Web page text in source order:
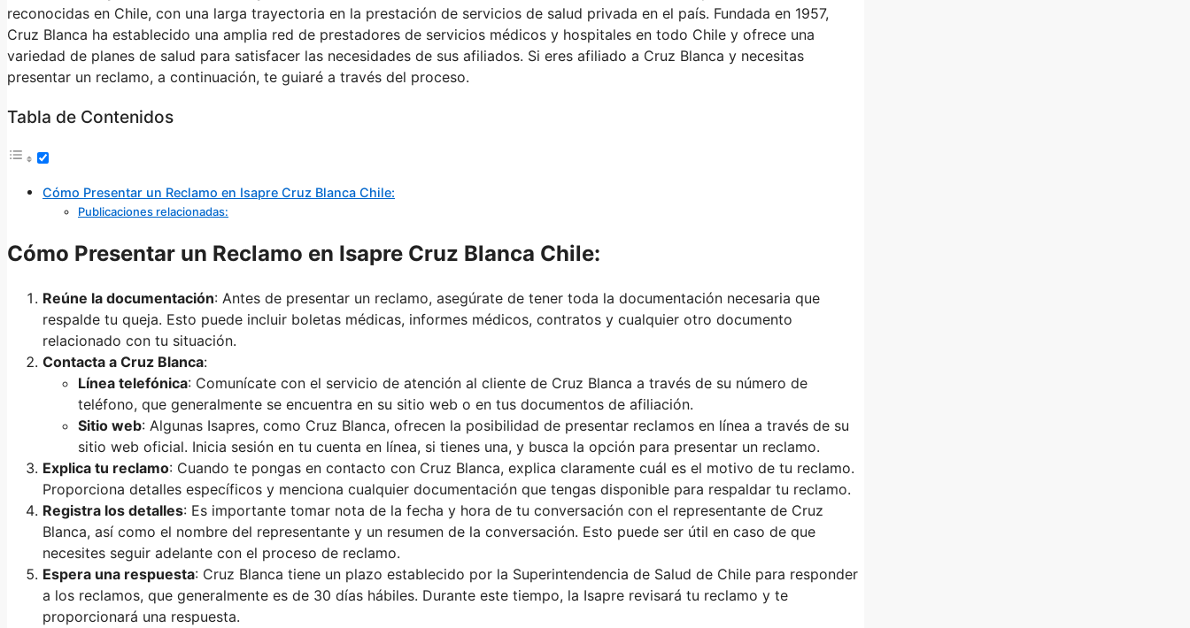
reconocidas en Chile, con una larga trayectoria en la prestación de servicios de salud privada en el país. Fundada en 1957,
Cruz Blanca ha establecido una amplia red de prestadores de servicios médicos y hospitales en todo Chile y ofrece una
variedad de planes de salud para satisfacer las necesidades de sus afiliados. Si eres afiliado a Cruz Blanca y necesitas
presentar un reclamo, a continuación, te guiaré a través del proceso.
Tabla de Contenidos
Cómo Presentar un Reclamo en Isapre Cruz Blanca Chile:
Publicaciones relacionadas:
Cómo Presentar un Reclamo en Isapre Cruz Blanca Chile:
Reúne la documentación: Antes de presentar un reclamo, asegúrate de tener toda la documentación necesaria que
respalde tu queja. Esto puede incluir boletas médicas, informes médicos, contratos y cualquier otro documento
relacionado con tu situación.
Contacta a Cruz Blanca:
Línea telefónica: Comunícate con el servicio de atención al cliente de Cruz Blanca a través de su número de
teléfono, que generalmente se encuentra en su sitio web o en tus documentos de afiliación.
Sitio web: Algunas Isapres, como Cruz Blanca, ofrecen la posibilidad de presentar reclamos en línea a través de su
sitio web oficial. Inicia sesión en tu cuenta en línea, si tienes una, y busca la opción para presentar un reclamo.
Explica tu reclamo: Cuando te pongas en contacto con Cruz Blanca, explica claramente cuál es el motivo de tu reclamo.
Proporciona detalles específicos y menciona cualquier documentación que tengas disponible para respaldar tu reclamo.
Registra los detalles: Es importante tomar nota de la fecha y hora de tu conversación con el representante de Cruz
Blanca, así como el nombre del representante y un resumen de la conversación. Esto puede ser útil en caso de que
necesites seguir adelante con el proceso de reclamo.
Espera una respuesta: Cruz Blanca tiene un plazo establecido por la Superintendencia de Salud de Chile para responder
a los reclamos, que generalmente es de 30 días hábiles. Durante este tiempo, la Isapre revisará tu reclamo y te
proporcionará una respuesta.